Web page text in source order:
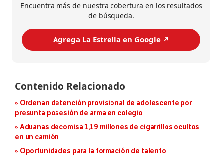
Encuentra más de nuestra cobertura en los resultados
de búsqueda.
Agrega La Estrella en Google ↗️
Ordenan detención provisional de adolescente por
presunta posesión de arma en colegio
Aduanas decomisa 1,19 millones de cigarrillos ocultos
en un camión
Oportunidades para la formación de talento